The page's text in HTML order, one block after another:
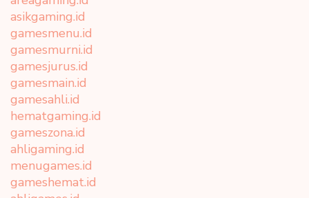
asikgaming.id
gamesmenu.id
gamesmurni.id
gamesjurus.id
gamesmain.id
gamesahli.id
hematgaming.id
gameszona.id
ahligaming.id
menugames.id
gameshemat.id